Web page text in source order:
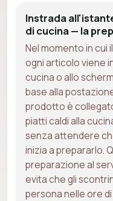
Instrada
di cucina — la
Nel momento in cui
ogni articolo viene
cucina o allo
base alla
prodotto è
piatti caldi alla
senza attendere
inizia a prepararlo.
preparazione al
evita che gli
persona nelle ore